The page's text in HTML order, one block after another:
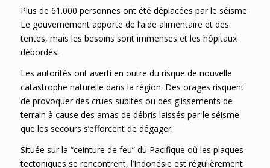
Plus de 61.000 personnes ont été déplacées par le séisme.
Le gouvernement apporte de l’aide alimentaire et des
tentes, mais les besoins sont immenses et les hôpitaux
débordés.
Les autorités ont averti en outre du risque de nouvelle
catastrophe naturelle dans la région. Des orages risquent
de provoquer des crues subites ou des glissements de
terrain à cause des amas de débris laissés par le séisme
que les secours s’efforcent de dégager.
Située sur la “ceinture de feu” du Pacifique où les plaques
tectoniques se rencontrent, l’Indonésie est régulièrement